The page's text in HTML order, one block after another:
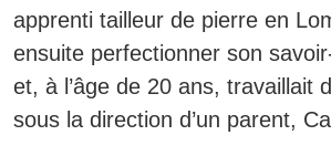
apprenti tailleur de pierre en
ensuite perfectionner son
et, à l’âge de 20 ans, travaillait
sous la direction d’un parent,